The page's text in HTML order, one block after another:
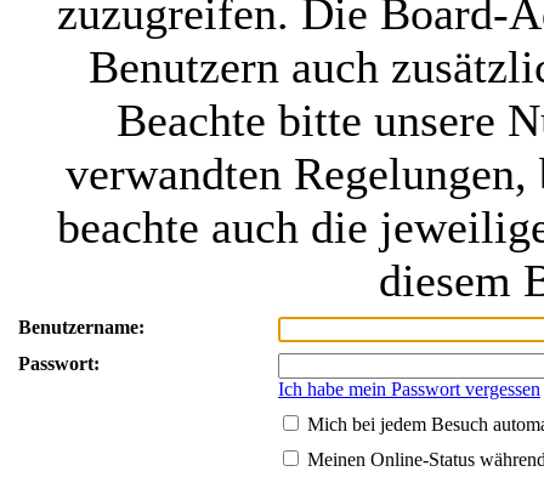
zuzugreifen. Die Board-
Benutzern auch
Beachte bitte unsere
verwandten
beachte auch die
diesem
Benutzername:
Passwort:
Ich habe mein Passwort vergessen
Mich bei jedem Besuch
Meinen Online-Status